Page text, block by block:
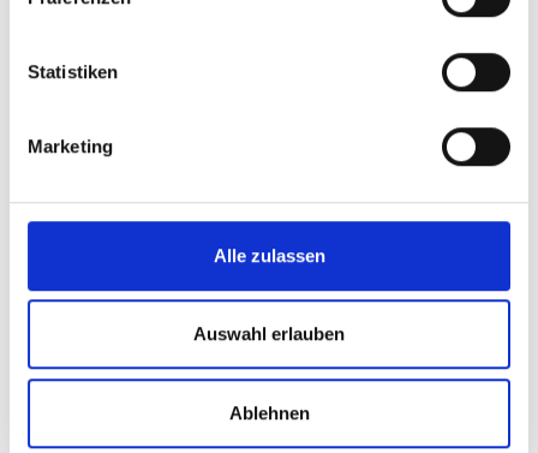
Statistiken
Marketing
Alle zulassen
Auswahl erlauben
Ablehnen